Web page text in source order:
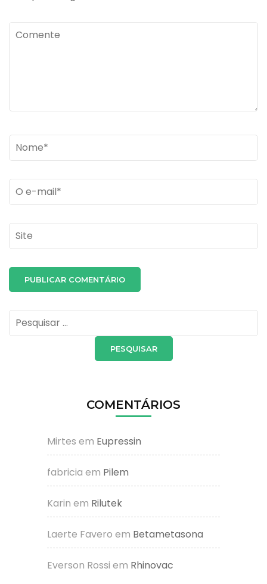
Comente
Name*
Email *
Site
Pesquisar
por:
COMENTÁRIOS
Mirtes em Eupressin
fabricia em Pilem
Karin em Rilutek
Laerte Favero em Betametasona
Everson Rossi em Rhinovac